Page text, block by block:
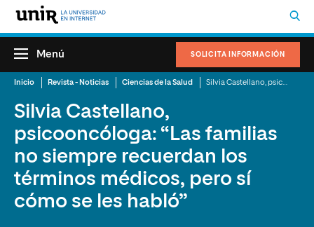
SOLICITA INFORMACIÓN
Menú
Inicio Revista - Noticias Ciencias de la Salud
Silvia Castellano,
psicooncóloga: “Las familias
no siempre recuerdan los
términos médicos, pero sí
cómo se les habló”